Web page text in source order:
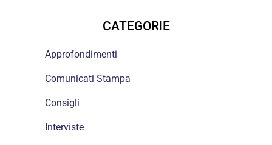
CATEGORIE
Approfondimenti
Comunicati Stampa
Consigli
Interviste